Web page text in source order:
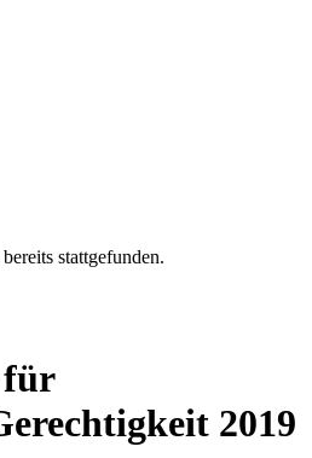
stattgefunden.
2019